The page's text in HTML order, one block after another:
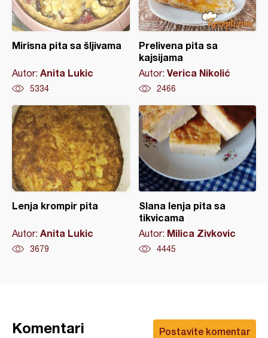
Mirisna pita sa šljivama
Autor: Anita Lukic
5334
Prelivena pita sa
kajsijama
Autor: Verica Nikolić
2466
Lenja krompir pita
Autor: Anita Lukic
3679
Slana lenja pita sa
tikvicama
Autor: Milica Zivkovic
4445
Postavite komentar
Komentari